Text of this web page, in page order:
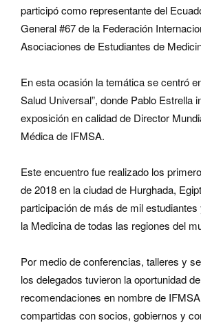
participó como representante del
General #67 de la Federación
Asociaciones de Estudiantes de
En esta ocasión la temática se centró
Salud Universal”, donde Pablo Estrella
exposición en calidad de Director
Médica de IFMSA.
Este encuentro fue realizado los
de 2018 en la ciudad de Hurghada,
participación de más de mil
la Medicina de todas las regiones del
Por medio de conferencias, talleres y
los delegados tuvieron la oportunidad
recomendaciones en nombre de
compartidas con socios, gobiernos y